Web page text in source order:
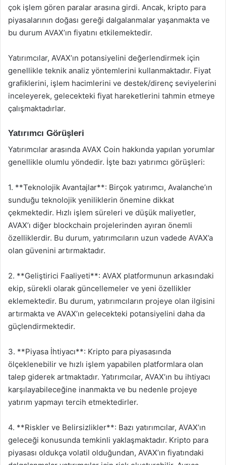
çok işlem gören paralar arasına girdi. Ancak, kripto para
piyasalarının doğası gereği dalgalanmalar yaşanmakta ve
bu durum AVAX’ın fiyatını etkilemektedir.
Yatırımcılar, AVAX’ın potansiyelini değerlendirmek için
genellikle teknik analiz yöntemlerini kullanmaktadır. Fiyat
grafiklerini, işlem hacimlerini ve destek/direnç seviyelerini
inceleyerek, gelecekteki fiyat hareketlerini tahmin etmeye
çalışmaktadırlar.
Yatırımcı Görüşleri
Yatırımcılar arasında AVAX Coin hakkında yapılan yorumlar
genellikle olumlu yöndedir. İşte bazı yatırımcı görüşleri:
1. **Teknolojik Avantajlar**: Birçok yatırımcı, Avalanche’ın
sunduğu teknolojik yeniliklerin önemine dikkat
çekmektedir. Hızlı işlem süreleri ve düşük maliyetler,
AVAX’ı diğer blockchain projelerinden ayıran önemli
özelliklerdir. Bu durum, yatırımcıların uzun vadede AVAX’a
olan güvenini artırmaktadır.
2. **Geliştirici Faaliyeti**: AVAX platformunun arkasındaki
ekip, sürekli olarak güncellemeler ve yeni özellikler
eklemektedir. Bu durum, yatırımcıların projeye olan ilgisini
artırmakta ve AVAX’ın gelecekteki potansiyelini daha da
güçlendirmektedir.
3. **Piyasa İhtiyacı**: Kripto para piyasasında
ölçeklenebilir ve hızlı işlem yapabilen platformlara olan
talep giderek artmaktadır. Yatırımcılar, AVAX’ın bu ihtiyacı
karşılayabileceğine inanmakta ve bu nedenle projeye
yatırım yapmayı tercih etmektedirler.
4. **Riskler ve Belirsizlikler**: Bazı yatırımcılar, AVAX’ın
geleceği konusunda temkinli yaklaşmaktadır. Kripto para
piyasası oldukça volatil olduğundan, AVAX’ın fiyatındaki